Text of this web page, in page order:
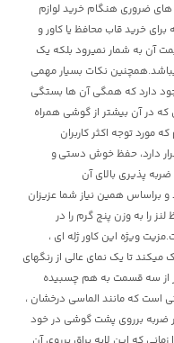
ضروری هنگام خرید لوازم
خرید قاب محافظ یا کاور و
آن به شمار نمیرود بلکه یک
نکات بسیار مهمی
دارد که همگی آن ها بستگی
در آن بیشتر از گوشی همراه
مورد توجه اکثر کاربران
دارد، حفظ خوش دستی و
در کنار محافظت 360 درجه و ضربه پذیری بالای آن
براساس همین نیاز شما عزیزان
را به وزن پنج گرم را در
ویژه این کاور ژله ای ،
تا یک نمای عالی از رنگهای
از سه قسمت به هم چسبیده
است که مانند الماسی درخشان ،
ضربه برروی پشت گوشی در خود